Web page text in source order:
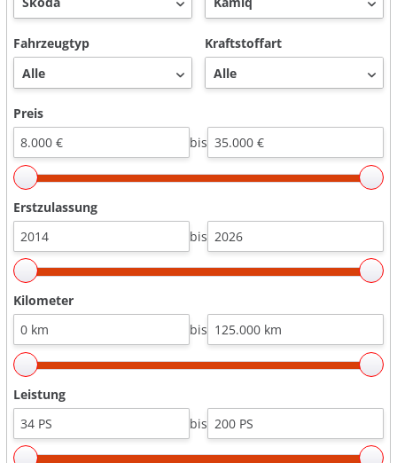
Fahrzeugtyp Kraftstoffart
Preis
bis
Erstzulassung
bis
Kilometer
bis
Leistung
bis